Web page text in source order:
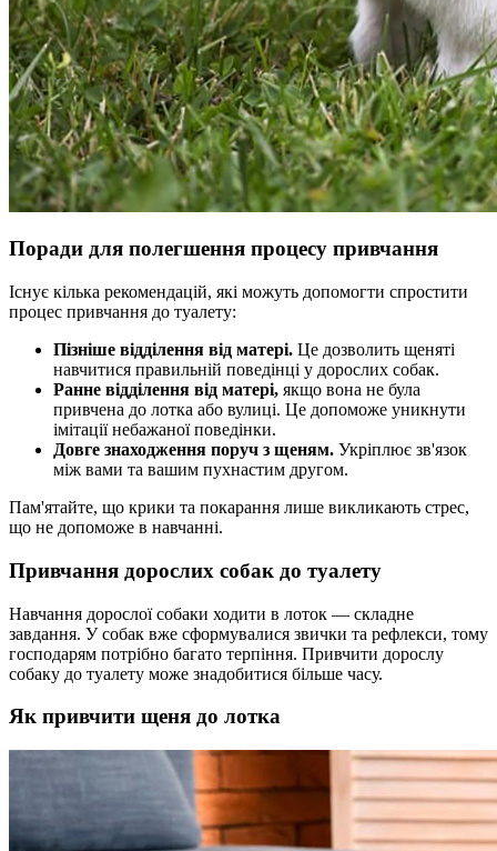
Поради для полегшення процесу привчання
Існує кілька рекомендацій, які можуть допомогти спростити
процес привчання до туалету:
Пізніше відділення від матері. Це дозволить щеняті
навчитися правильній поведінці у дорослих собак.
Ранне відділення від матері, якщо вона не була
привчена до лотка або вулиці. Це допоможе уникнути
імітації небажаної поведінки.
Довге знаходження поруч з щеням. Укріплює зв'язок
між вами та вашим пухнастим другом.
Пам'ятайте, що крики та покарання лише викликають стрес,
що не допоможе в навчанні.
Привчання дорослих собак до туалету
Навчання дорослої собаки ходити в лоток — складне
завдання. У собак вже сформувалися звички та рефлекси, тому
господарям потрібно багато терпіння. Привчити дорослу
собаку до туалету може знадобитися більше часу.
Як привчити щеня до лотка